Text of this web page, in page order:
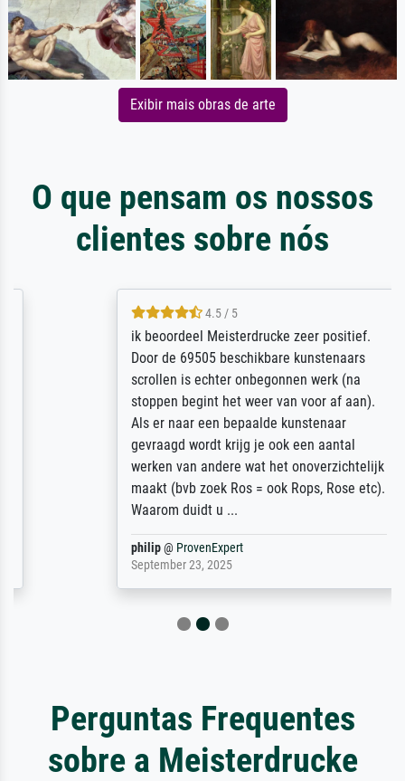
Exibir mais obras de arte
O que pensam os nossos
clientes sobre nós
4.5 / 5
ik beoordeel Meisterdrucke zeer positief.
Door de 69505 beschikbare kunstenaars
scrollen is echter onbegonnen werk (na
stoppen begint het weer van voor af aan).
Als er naar een bepaalde kunstenaar
gevraagd wordt krijg je ook een aantal
werken van andere wat het onoverzichtelijk
maakt (bvb zoek Ros = ook Rops, Rose etc).
Waarom duidt u ...
ProvenExpert
September 23, 2025
Perguntas Frequentes
sobre a Meisterdrucke